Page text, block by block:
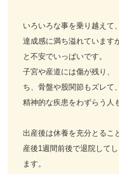
いろいろな事を乗り越えて
達成感に満ち溢れています
と不安でいっぱいです。
子宮や産道には傷が残り
ち、骨盤や股関節もズレて
精神的な疾患をわずらう人
出産後は休養を充分とるこ
産後1週間前後で退院して
ます。